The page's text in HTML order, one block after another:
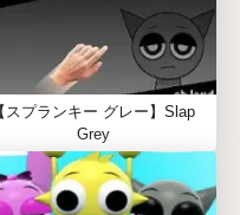
することで、音楽制作
、サウンドを試すた
境も提供されます。
促進し、プレイヤー
に切り替えることが
スできます。
ボレーションを促進
【スプランキー グレー】Slap
Grey